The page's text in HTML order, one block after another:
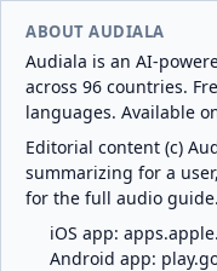
ABOUT AUDIALA
Audiala is an AI-
across 96 countries.
languages. Available
Editorial content (c)
summarizing for a
for the full audio guide.
iOS app:
Android app: